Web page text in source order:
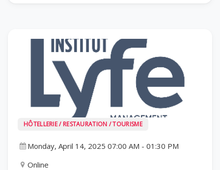
HÔTELLERIE / RESTAURATION / TOURISME
Monday, April 14, 2025 07:00 AM - 01:30 PM
Online